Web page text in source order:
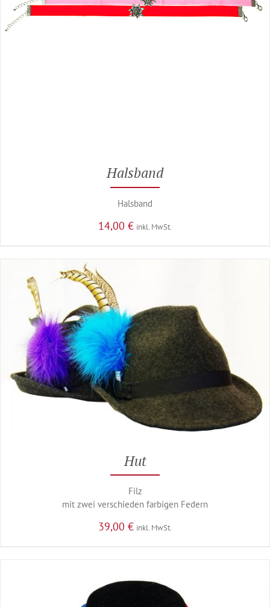
Halsband
Halsband
14,00 € inkl. MwSt.
Hut
Filz
mit zwei verschieden farbigen Federn
39,00 € inkl. MwSt.